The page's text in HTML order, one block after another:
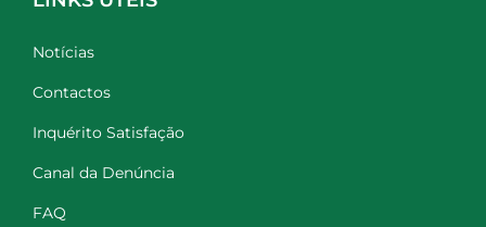
Notícias
Contactos
Inquérito Satisfação
Canal da Denúncia
FAQ